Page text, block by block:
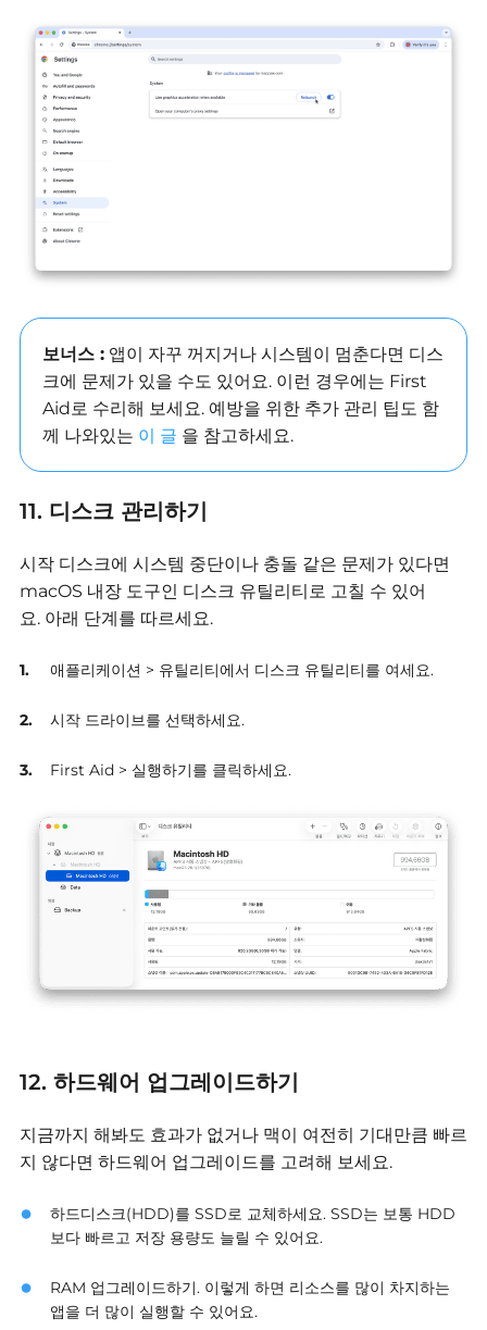
보너스 : 앱이 자꾸 꺼지거나 시스템이 멈춘다면 디스
크에 문제가 있을 수도 있어요. 이런 경우에는 First
Aid로 수리해 보세요. 예방을 위한 추가 관리 팁도 함
께 나와있는 이 글 을 참고하세요.
11. 디스크 관리하기
시작 디스크에 시스템 중단이나 충돌 같은 문제가 있다면
macOS 내장 도구인 디스크 유틸리티로 고칠 수 있어
요. 아래 단계를 따르세요.
애플리케이션 > 유틸리티에서 디스크 유틸리티를 여세요.
시작 드라이브를 선택하세요.
First Aid > 실행하기를 클릭하세요.
12. 하드웨어 업그레이드하기
지금까지 해봐도 효과가 없거나 맥이 여전히 기대만큼 빠르
지 않다면 하드웨어 업그레이드를 고려해 보세요.
하드디스크(HDD)를 SSD로 교체하세요. SSD는 보통 HDD
보다 빠르고 저장 용량도 늘릴 수 있어요.
RAM 업그레이드하기. 이렇게 하면 리소스를 많이 차지하는
앱을 더 많이 실행할 수 있어요.